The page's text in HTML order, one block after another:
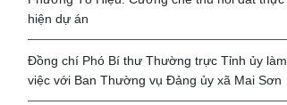
hiện dự án
Đồng chí Phó Bí thư Thường trực Tỉnh ủy làm
việc với Ban Thường vụ Đảng ủy xã Mai Sơn